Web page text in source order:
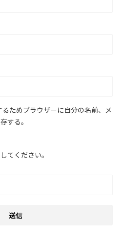
ためブラウザーに自分の名前、メ
する。
てください。